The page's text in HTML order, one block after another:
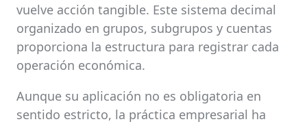
vuelve acción tangible. Este sistema decimal
organizado en grupos, subgrupos y cuentas
proporciona la estructura para registrar cada
operación económica.
Aunque su aplicación no es obligatoria en
sentido estricto, la práctica empresarial ha